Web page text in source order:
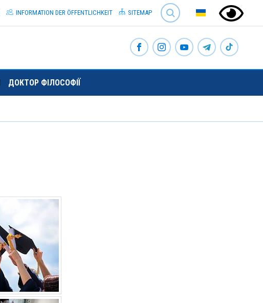
SEARCH
INFORMATION DER ÖFFENTLICHKEIT SITEMAP
ДОКТОР ФІЛОСОФІЇ